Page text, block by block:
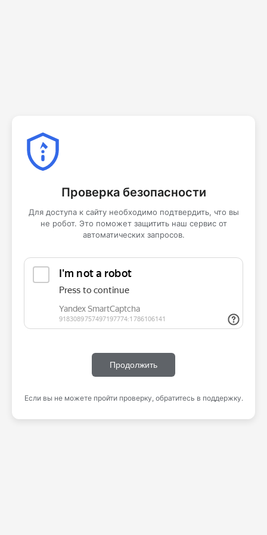
Проверка безопасности
Для доступа к сайту необходимо подтвердить, что вы
не робот. Это поможет защитить наш сервис от
автоматических запросов.
Продолжить
Если вы не можете пройти проверку, обратитесь в поддержку.